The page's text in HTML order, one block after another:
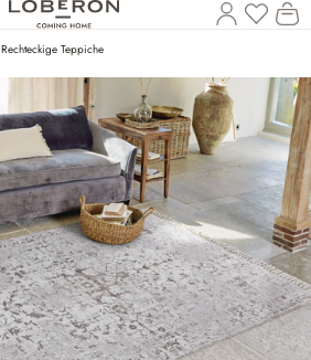
Rechteckige Teppiche